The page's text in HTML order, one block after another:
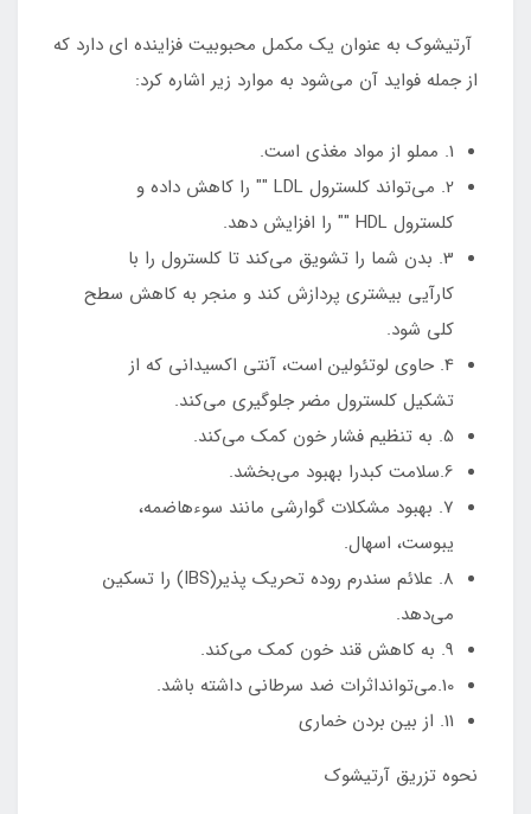
آرتیشوک به عنوان یک مکمل محبوبیت فزاینده ای دارد که
از جمله فواید آن می‌شود به موارد زیر اشاره کرد:
1. مملو از مواد مغذی است.
2. می‌تواند کلسترول LDL "" را کاهش داده و
کلسترول HDL "" را افزایش دهد.
3. بدن شما را تشویق می‎‌کند تا کلسترول را با
کارآیی بیشتری پردازش کند و منجر به کاهش سطح
کلی شود.
4. حاوی لوتئولین است، آنتی اکسیدانی که از
تشکیل کلسترول مضر جلوگیری می‌کند.
5. به تنظیم فشار خون کمک می‌کند.
6.سلامت کبدرا بهبود می‌بخشد.
7. بهبود مشکلات گوارشی مانند سوءهاضمه،
یبوست، اسهال.
8. علائم سندرم روده تحریک پذیر(IBS) را تسکین
می‌دهد.
9. به کاهش قند خون کمک می‌کند.
10.می‌توانداثرات ضد سرطانی داشته باشد.
11. از بین بردن خماری
نحوه تزریق آرتیشوک